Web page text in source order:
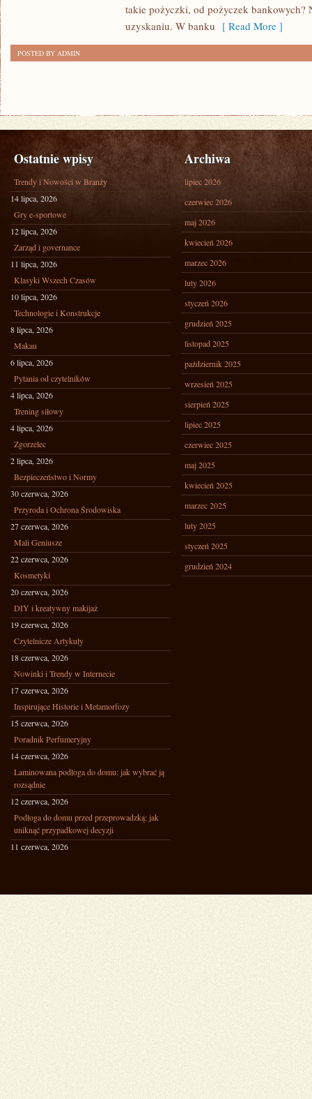
SZEREGU
PRZYPADKÓW
NIEMNIEJ
takie pożyczki, od pożyczek bankowych?
uzyskaniu. W banku [ Read More ]
POSTED BY ADMIN
Ostatnie wpisy
Trendy i Nowości w Branży
14 lipca, 2026
Gry e-sportowe
12 lipca, 2026
Zarząd i governance
11 lipca, 2026
Klasyki Wszech Czasów
10 lipca, 2026
Technologie i Konstrukcje
8 lipca, 2026
Makau
6 lipca, 2026
Pytania od czytelników
4 lipca, 2026
Trening siłowy
4 lipca, 2026
Zgorzelec
2 lipca, 2026
Bezpieczeństwo i Normy
30 czerwca, 2026
Przyroda i Ochrona Środowiska
27 czerwca, 2026
Mali Geniusze
22 czerwca, 2026
Kosmetyki
20 czerwca, 2026
DIY i kreatywny makijaż
19 czerwca, 2026
Czytelnicze Artykuły
18 czerwca, 2026
Nowinki i Trendy w Internecie
17 czerwca, 2026
Inspirujące Historie i Metamorfozy
15 czerwca, 2026
Poradnik Perfumeryjny
14 czerwca, 2026
Laminowana podłoga do domu: jak wybrać ją
rozsądnie
12 czerwca, 2026
Podłoga do domu przed przeprowadzką: jak
uniknąć przypadkowej decyzji
11 czerwca, 2026
Archiwa
lipiec 2026
czerwiec 2026
maj 2026
kwiecień 2026
marzec 2026
luty 2026
styczeń 2026
grudzień 2025
listopad 2025
październik 2025
wrzesień 2025
sierpień 2025
lipiec 2025
czerwiec 2025
maj 2025
kwiecień 2025
marzec 2025
luty 2025
styczeń 2025
grudzień 2024